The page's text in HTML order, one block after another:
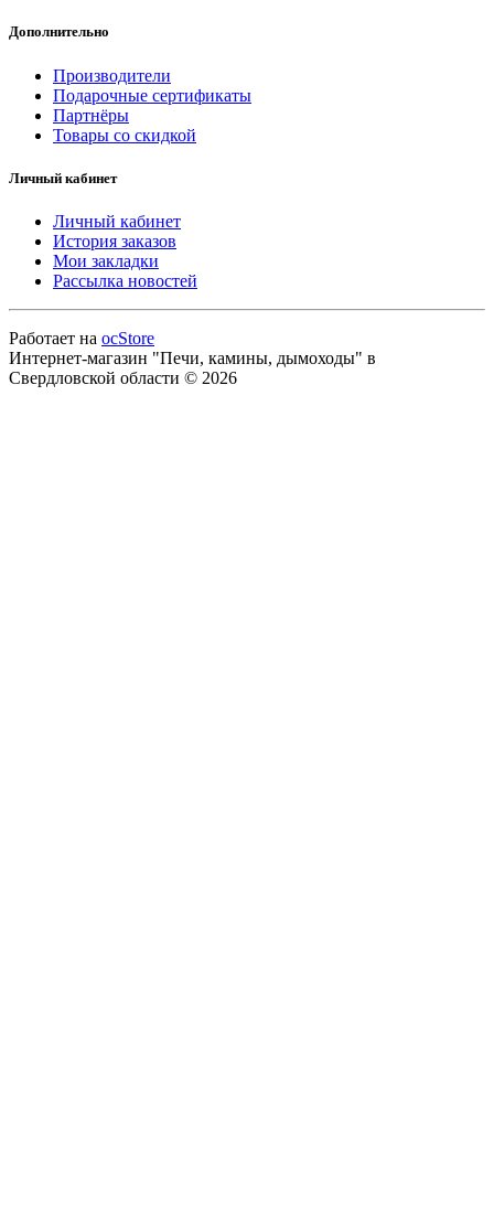
Дополнительно
Производители
Подарочные сертификаты
Партнёры
Товары со скидкой
Личный кабинет
Личный кабинет
История заказов
Мои закладки
Рассылка новостей
Работает на ocStore
Интернет-магазин "Печи, камины, дымоходы" в
Свердловской области © 2026